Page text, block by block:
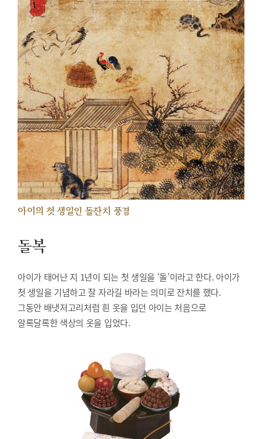
아이의 첫 생일인 돌잔치 풍경
돌복
아이가 태어난 지 1년이 되는 첫 생일을 ‘돌’이라고 한다. 아이가
첫 생일을 기념하고 잘 자라길 바라는 의미로 잔치를 했다.
그동안 배냇저고리처럼 흰 옷을 입던 아이는 처음으로
알록달록한 색상의 옷을 입었다.